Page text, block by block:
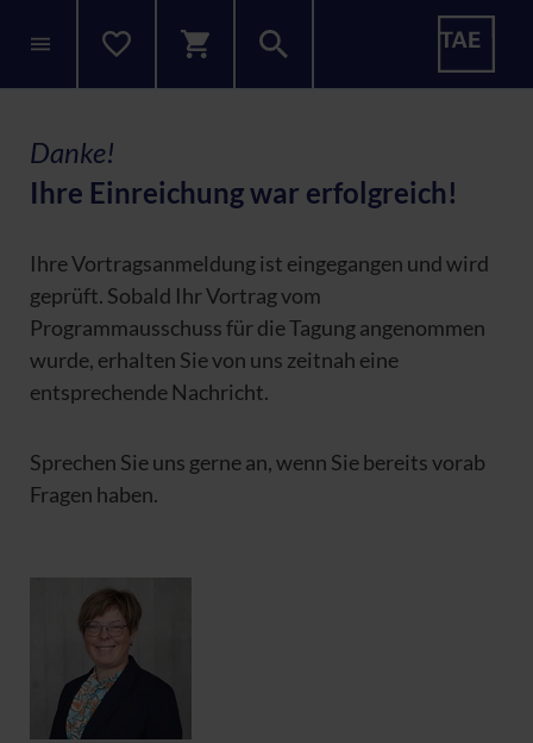
Danke!
Ihre Einreichung war erfolgreich!
Ihre Vortragsanmeldung ist eingegangen und wird
geprüft. Sobald Ihr Vortrag vom
Programmausschuss für die Tagung angenommen
wurde, erhalten Sie von uns zeitnah eine
entsprechende Nachricht.
Sprechen Sie uns gerne an, wenn Sie bereits vorab
Fragen haben.